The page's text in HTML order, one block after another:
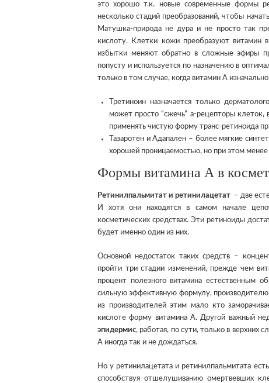
это хорошо т.к. новые современные формы
несколько стадий преобразований, чтобы
Матушка-природа не дура и не просто так
кислоту. Клетки кожи преобразуют витамин в
избытки меняют обратно в сложные эфиры
попусту и используется по назначению в
только в том случае, когда витамин А
Третиноин назначается только
может просто “сжечь” а-рецепторы клеток,
применять чистую форму транс-ретиноида
Тазаротен и Адапален – более мягкие
хорошей проницаемостью, но при этом
Формы витамина А в
Ретинилпальмитат и ретинилацетат – две
И хотя они находятся в самом начале
косметических средствах. Эти ретиноиды
будет именно один из них.
Основной недостаток таких средств –
пройти три стадии изменений, прежде чем
процент полезного витамина естественным
сильную эффективную формулу,
из производителей этим мало кто
кислоте форму витамина А. Другой важный
эпидермис, работая, по сути, только в верхних
А иногда так и не дождаться.
Но у ретинилацетата и ретинилпальмитата
способствуя отшелушиванию омертвевших